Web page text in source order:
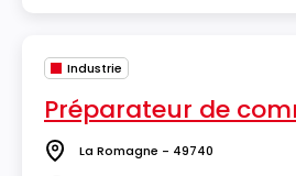
Industrie
Préparateur de
Lieu La Romagne - 49740